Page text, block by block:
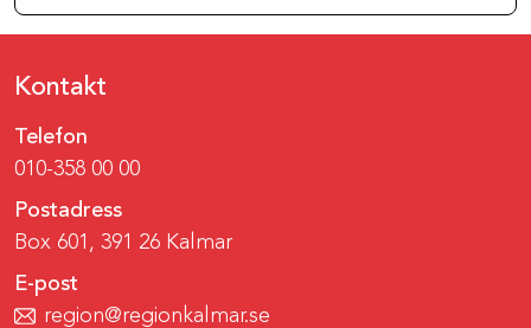
Kontakt
Telefon
010-358 00 00
Postadress
Box 601, 391 26 Kalmar
E-post
region@regionkalmar.se